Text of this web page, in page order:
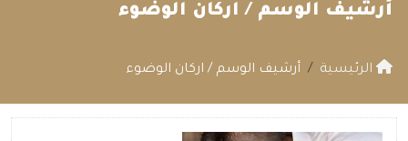
أرشيف الوسم / اركان الوضوء
الرئيسية أرشيف الوسم / اركان الوضوء